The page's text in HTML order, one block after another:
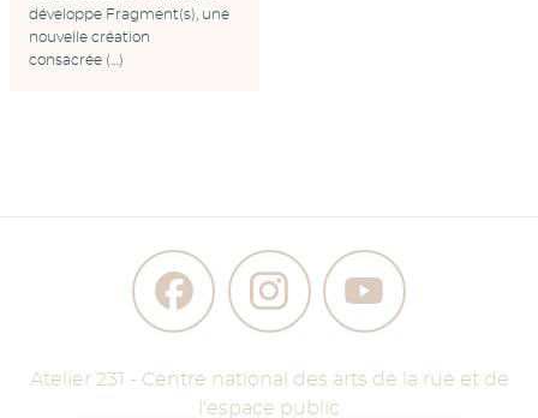
développe Fragment(s), une
nouvelle création
consacrée (…)
Atelier 231 - Centre national des arts de la rue et de
l'espace public